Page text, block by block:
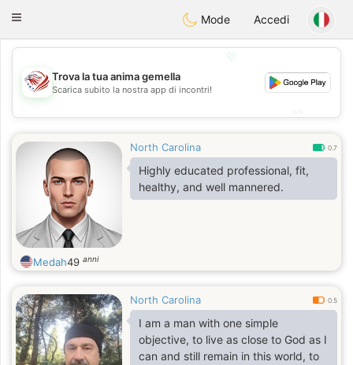
StatesDating
Toggle
Mode Accedi
💖
💕
Trova la tua anima gemella
Scarica subito la nostra app di incontri!
North Carolina 0.7
Highly educated professional, fit,
healthy, and well mannered.
Medah49 anni
North Carolina 0.5
I am a man with one simple
objective, to live as close to God as I
can and still remain in this world, to